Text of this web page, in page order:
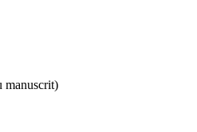
manuscrit)